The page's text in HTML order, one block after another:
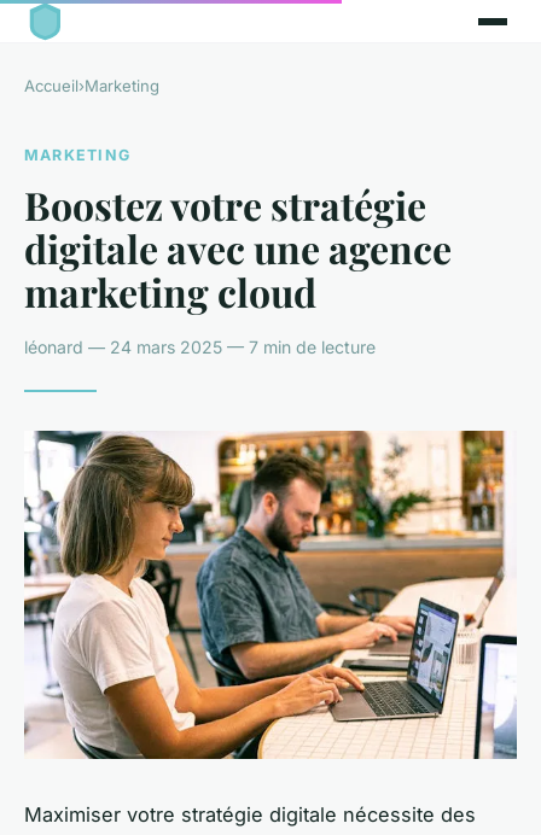
Accueil›Marketing
MARKETING
Boostez votre stratégie
digitale avec une agence
marketing cloud
léonard — 24 mars 2025 — 7 min de lecture
Maximiser votre stratégie digitale nécessite des